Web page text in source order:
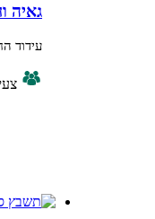
גאיה
עידוד החיסכון